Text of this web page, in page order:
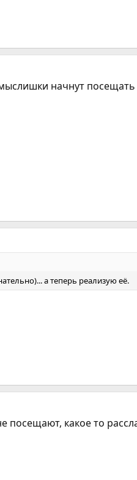
начнут
а теперь реализую её.
посещают, какое то